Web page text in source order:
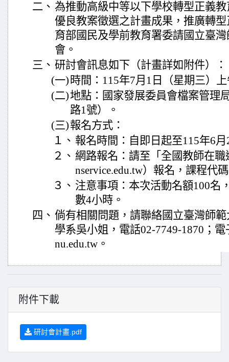
二、 為推動高級中等以下學校轉型正義
優良教案徵選之計畫成果，推廣轉
育部國民及學前教育署委請國立臺
會。
三、 研討會訊息如下（計畫詳如附件）：
(一) 時間：115年7月1日（星期三）
(二)地點：國家發展委員會檔案管理
路1號）。
(三)報名方式：
１、 報名時間：自即日起至115年6
２、 網路報名：請至「全國教師在
nservice.edu.tw）報名，課程代
３、 注意事項：本次活動名額100名
數4小時。
四、 倘有相關問題，請聯絡國立臺灣師
學系吳小姐，電話02-7749-1870；電
nu.edu.tw。
附件下載
研討會計畫.pdf